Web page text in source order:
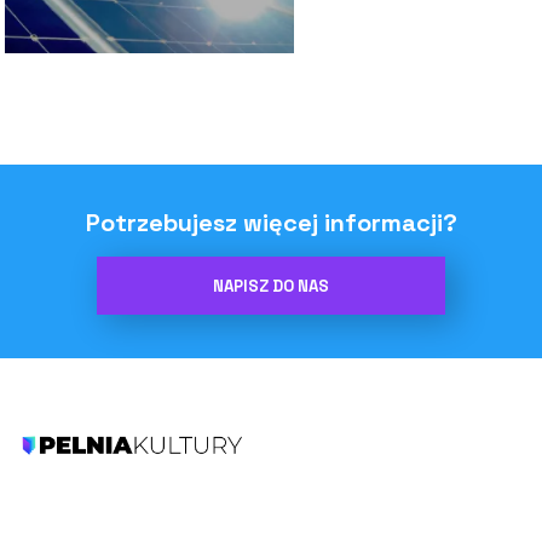
Potrzebujesz więcej informacji?
NAPISZ DO NAS